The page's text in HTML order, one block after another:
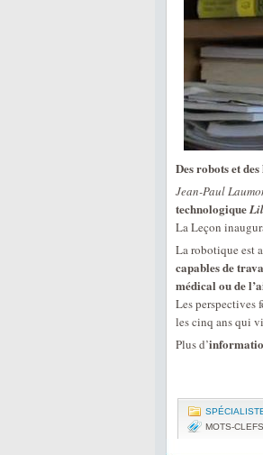
Des robots et
Jean-Paul
technologique
La Leçon
La robotique est
capables de
médical ou de
Les perspectives
les cinq ans qui
Plus d’
MOTS-